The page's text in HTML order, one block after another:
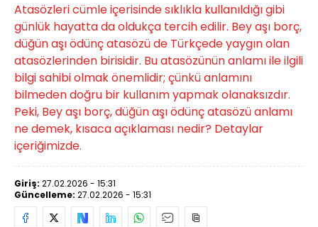
Atasözleri cümle içerisinde sıklıkla kullanıldığı gibi
günlük hayatta da oldukça tercih edilir. Bey aşı borç,
düğün aşı ödünç atasözü de Türkçede yaygın olan
atasözlerinden birisidir. Bu atasözünün anlamı ile ilgili
bilgi sahibi olmak önemlidir; çünkü anlamını
bilmeden doğru bir kullanım yapmak olanaksızdır.
Peki, Bey aşı borç, düğün aşı ödünç atasözü anlamı
ne demek, kısaca açıklaması nedir? Detaylar
içeriğimizde.
Giriş: 27.02.2026 - 15:31
Güncelleme: 27.02.2026 - 15:31